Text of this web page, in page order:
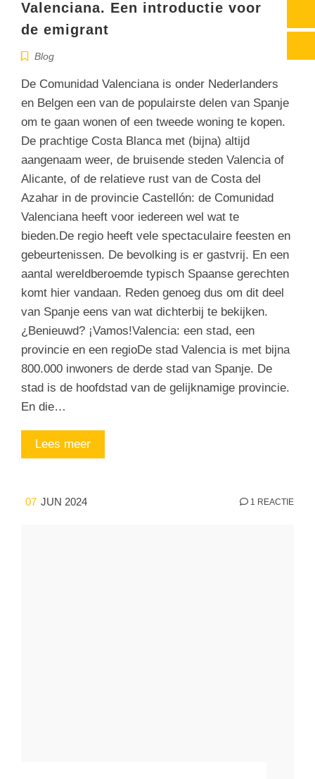
Valenciana. Een introductie voor
de emigrant
Blog
De Comunidad Valenciana is onder Nederlanders
en Belgen een van de populairste delen van Spanje
om te gaan wonen of een tweede woning te kopen.
De prachtige Costa Blanca met (bijna) altijd
aangenaam weer, de bruisende steden Valencia of
Alicante, of de relatieve rust van de Costa del
Azahar in de provincie Castellón: de Comunidad
Valenciana heeft voor iedereen wel wat te
bieden.De regio heeft vele spectaculaire feesten en
gebeurtenissen. De bevolking is er gastvrij. En een
aantal wereldberoemde typisch Spaanse gerechten
komt hier vandaan. Reden genoeg dus om dit deel
van Spanje eens van wat dichterbij te bekijken.
¿Benieuwd? ¡Vamos!Valencia: een stad, een
provincie en een regioDe stad Valencia is met bijna
800.000 inwoners de derde stad van Spanje. De
stad is de hoofdstad van de gelijknamige provincie.
En die…
Lees meer
07 JUN 2024 1 REACTIE